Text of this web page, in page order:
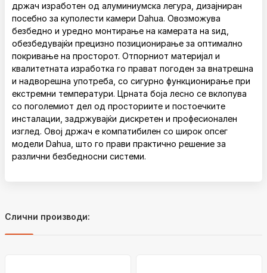
држач изработен од алуминиумска легура, дизајниран
посебно за куполести камери Dahua. Овозможува
безбедно и уредно монтирање на камерата на ѕид,
обезбедувајќи прецизно позиционирање за оптимално
покривање на просторот. Отпорниот материјал и
квалитетната изработка го прават погоден за внатрешна
и надворешна употреба, со сигурно функционирање при
екстремни температури. Црната боја лесно се вклопува
со поголемиот дел од просториите и постоечките
инсталации, задржувајќи дискретен и професионален
изглед. Овој држач е компатибилен со широк опсег
модели Dahua, што го прави практично решение за
различни безбедносни системи.
Слични производи: